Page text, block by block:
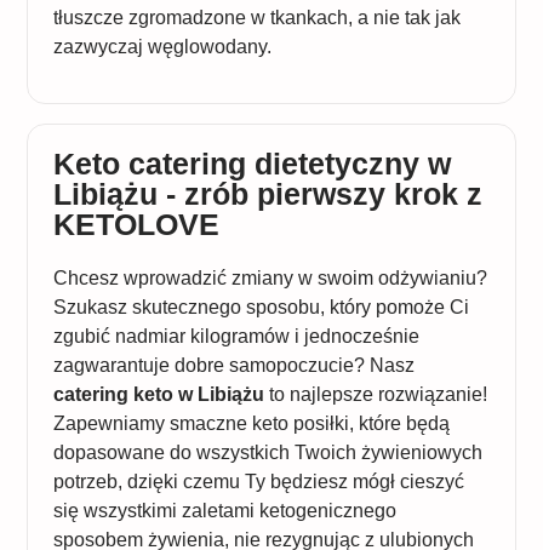
tłuszcze zgromadzone w tkankach, a nie tak jak
zazwyczaj węglowodany.
Keto catering dietetyczny w
Libiążu - zrób pierwszy krok z
KETOLOVE
Chcesz wprowadzić zmiany w swoim odżywianiu?
Szukasz skutecznego sposobu, który pomoże Ci
zgubić nadmiar kilogramów i jednocześnie
zagwarantuje dobre samopoczucie? Nasz
catering keto w Libiążu to najlepsze rozwiązanie!
Zapewniamy smaczne keto posiłki, które będą
dopasowane do wszystkich Twoich żywieniowych
potrzeb, dzięki czemu Ty będziesz mógł cieszyć
się wszystkimi zaletami ketogenicznego
sposobem żywienia, nie rezygnując z ulubionych